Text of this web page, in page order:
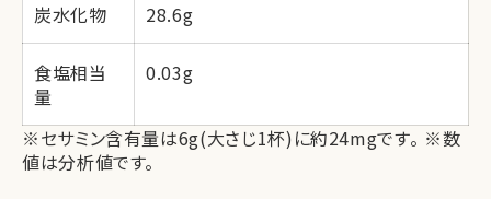
炭水化物 28.6g
食塩相当
量
0.03g
※セサミン含有量は6g(大さじ1杯)に約24mgです。 ※数
値は分析値です。